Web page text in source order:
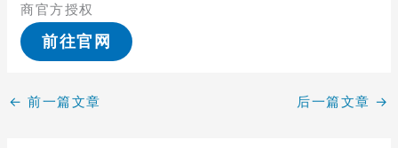
商官方授权
前往官网
← 前一篇文章 后一篇文章 →